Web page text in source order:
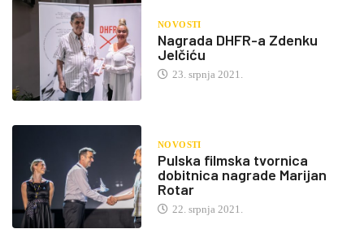
NOVOSTI
Nagrada DHFR-a Zdenku
Jelčiću
23. srpnja 2021.
NOVOSTI
Pulska filmska tvornica
dobitnica nagrade Marijan
Rotar
22. srpnja 2021.